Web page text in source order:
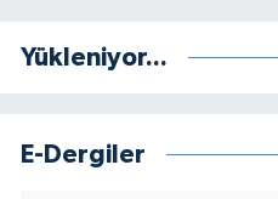
Yükleniyor...
E-Dergiler
Sakarya Müftülüğü
Siirt Müftülüğü